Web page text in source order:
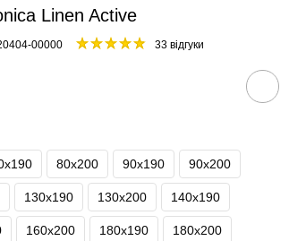
Linen Active
00000 33 відгуки
80х200 90х190 90х200
130х190 130х200 140х190
160х200 180х190 180х200